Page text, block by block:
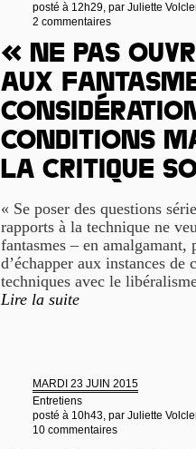
posté à 12h29, par Juliette
2 commentaires
« Ne pas
aux
conditions
la critique
« Se poser des questions
rapports à la technique ne
fantasmes – en
d’échapper aux instances de
techniques avec le
Lire la suite
MARDI 23 JUIN 2015
Entretiens
posté à 10h43, par Juliette
10 commentaires